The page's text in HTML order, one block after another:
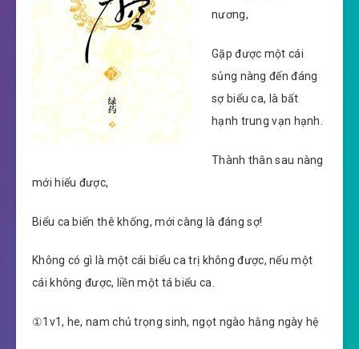
nương,
Gặp được một cái
sủng nàng đến đáng
sợ biểu ca, là bất
hạnh trung vạn hạnh.
Thành thân sau nàng
mới hiểu được,
Biểu ca biến thê khống, mới càng là đáng sợ!
Không có gì là một cái biểu ca trị không được, nếu một
cái không được, liền một tá biểu ca.
①1v1, he, nam chủ trọng sinh, ngọt ngào hằng ngày hệ